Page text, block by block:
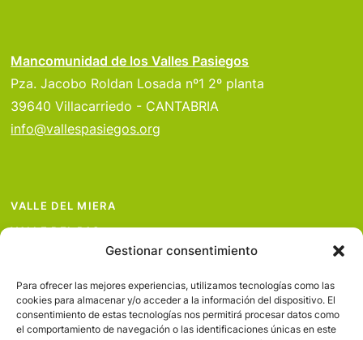
Gestionar consentimiento
Para ofrecer las mejores experiencias, utilizamos tecnologías como las
cookies para almacenar y/o acceder a la información del dispositivo. El
consentimiento de estas tecnologías nos permitirá procesar datos como
el comportamiento de navegación o las identificaciones únicas en este
Mancomunidad de los Valles Pasiegos
Pza. Jacobo Roldan Losada nº1 2º planta
39640 Villacarriedo - CANTABRIA
info@vallespasiegos.org
VALLE DEL MIERA
VALLE DEL PAS
VALLE DEL PISUEÑA
PROYECTOS
SERVICIOS
AVISO LEGAL